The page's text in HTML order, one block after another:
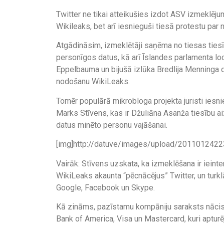
Twitter ne tikai atteikušies izdot ASV
Wikileaks, bet arī iesnieguši tiesā protestu par
Atgādināsim, izmeklētāji saņēma no tiesas
personīgos datus, kā arī Īslandes parlamenta
Eppelbauma un bijušā izlūka Bredlija
nodošanu WikiLeaks.
Tomēr populārā mikrobloga projekta juristi
Marks Stīvens, kas ir Džuliāna Asanža tiesību
datus minēto personu vajāšanai.
[img]http://datuve/images/upload/
Vairāk: Stīvens uzskata, ka izmeklēšana ir
WikiLeaks akaunta “pēcnācējus” Twitter, un
Google, Facebook un Skype.
Kā zināms, pazīstamu kompāniju saraksts
Bank of America, Visa un Mastercard, kuri